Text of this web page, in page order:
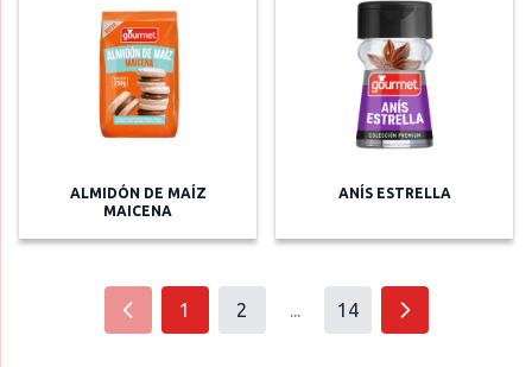
ALMIDÓN DE MAÍZ
MAICENA
ANÍS ESTRELLA
1 2 ... 14